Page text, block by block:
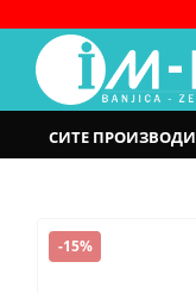
СИТЕ ПРОИЗВОДИ
-15%